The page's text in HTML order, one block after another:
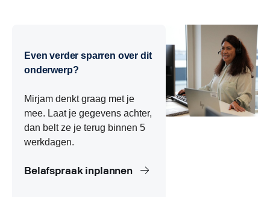
Wat is thermische runaway (alleen definiërend, niet
Wat is batterijverwarming bij elektrische vrachtwagens?
Even verder sparren over dit
onderwerp?
Mirjam denkt graag met je
mee. Laat je gegevens achter,
dan belt ze je terug binnen 5
werkdagen.
Belafspraak inplannen